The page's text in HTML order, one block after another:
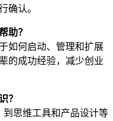
确认。
助？
如何启动、管理和扩展
的成功经验，减少创业
？
到思维工具和产品设计等